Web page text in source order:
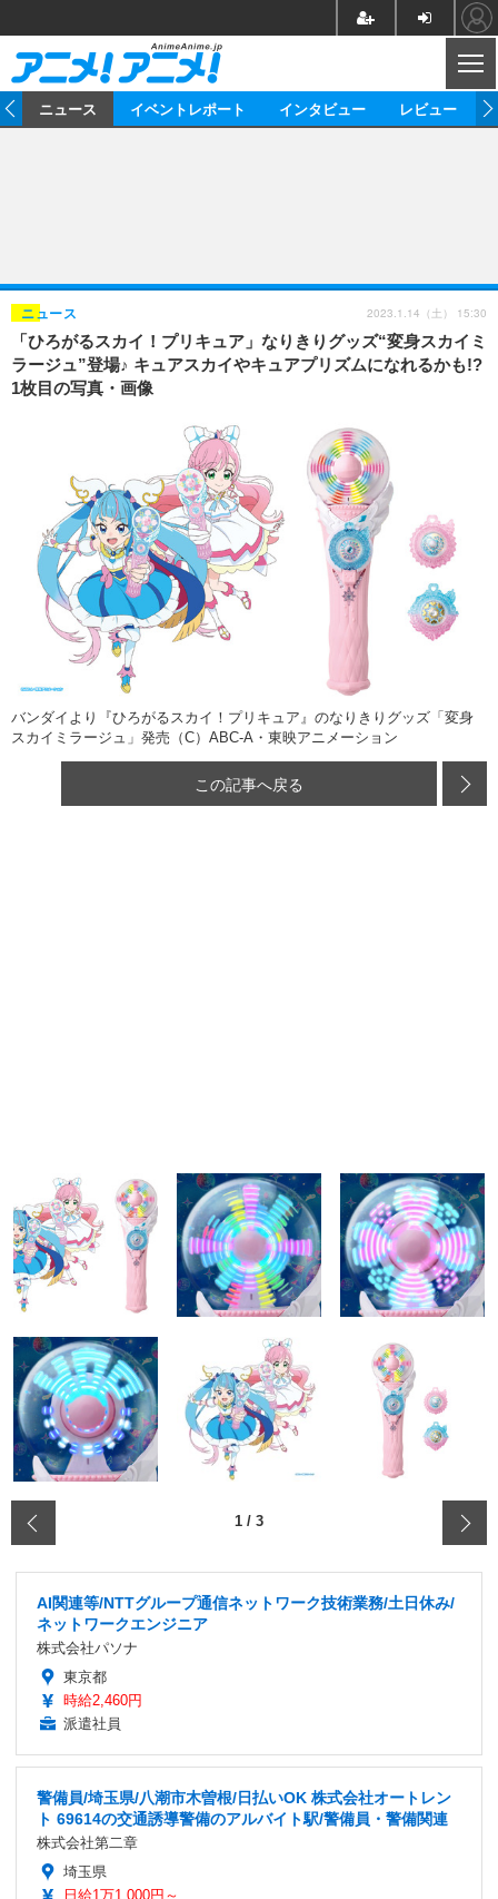
ゲーム グッズ
イベント
海外イベント ビジネス
俳優・タレント アーティスト
ビジネス
アニメ 実写
書評
座談会
動画
アニメ
アニメ！アニメ！TV ABEMA Cafe
連載・コラム
ニュース イベントレポート インタビュー レビュー
「ひろがるスカイ！プリキュア」なりきりグッズ“変身スカイミ
ラージュ”登場♪ キュアスカイやキュアプリズムになれるかも!?
1枚目の写真・画像
ニュース 2023.1.14（土） 15:30
バンダイより『ひろがるスカイ！プリキュア』のなりきりグッズ「変身
スカイミラージュ」発売（C）ABC-A・東映アニメーション
この記事へ戻る
1 / 3
AI関連等/NTTグループ通信ネットワーク技術業務/土日休み/
ネットワークエンジニア
株式会社パソナ
東京都
時給2,460円
派遣社員
警備員/埼玉県/八潮市木曽根/日払いOK 株式会社オートレン
ト 69614の交通誘導警備のアルバイト駅/警備員・警備関連
株式会社第二章
埼玉県
日給1万1,000円～